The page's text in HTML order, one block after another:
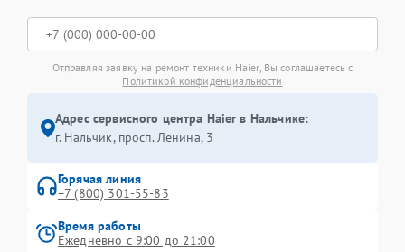
Отправляя заявку на ремонт техники Haier, Вы соглашаетесь с
Политикой конфиденциальности
Адрес сервисного центра Haier в Нальчике:
г. Нальчик, просп. Ленина, 3
Горячая линия
+7 (800) 301-55-83
Время работы
Ежедневно с 9:00 до 21:00